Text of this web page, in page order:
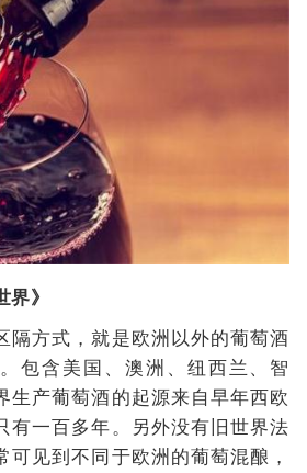
界》
隔方式，就是欧洲以外的葡萄酒
包含美国、澳洲、纽西兰、智
生产葡萄酒的起源来自早年西欧
有一百多年。另外没有旧世界法
可见到不同于欧洲的葡萄混酿，